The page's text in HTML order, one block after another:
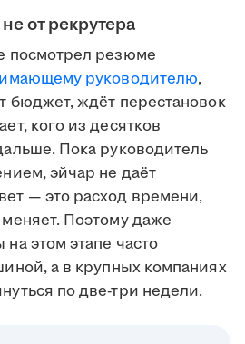
от рекрутера
посмотрел резюме
руководителю,
бюджет, ждёт перестановок
кого из десятков
Пока руководитель
эйчар не даёт
— это расход времени,
Поэтому даже
этом этапе часто
а в крупных компаниях
по две-три недели.